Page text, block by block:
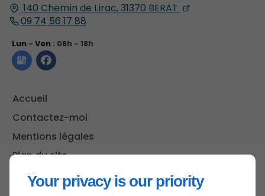
Your privacy is our priority
140 Chemin de Lirac,31370 BERAT
09 74 56 17 88
Lun - Ven : 08h - 18h
Accueil
Contactez-moi
Mentions légales
Plan du site